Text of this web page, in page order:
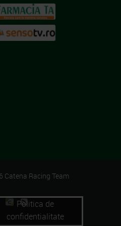
Catena Racing Team
Politica de
confidentialitate